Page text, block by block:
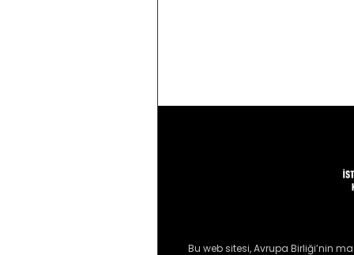
Bu web sitesi, Avrupa Birliği’nin